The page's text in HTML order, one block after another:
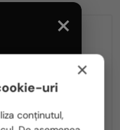
ZILE
×
uri
conținutul,